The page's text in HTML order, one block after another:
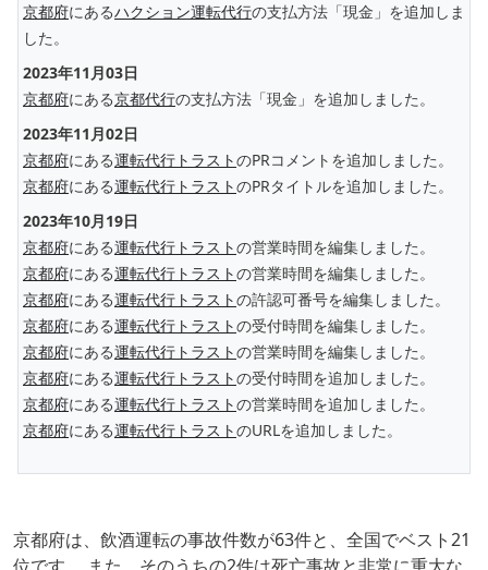
京都府にあるハクション運転代行の支払方法「現金」を追加しま
した。
2023年11月03日
京都府にある京都代行の支払方法「現金」を追加しました。
2023年11月02日
京都府にある運転代行トラストのPRコメントを追加しました。
京都府にある運転代行トラストのPRタイトルを追加しました。
2023年10月19日
京都府にある運転代行トラストの営業時間を編集しました。
京都府にある運転代行トラストの営業時間を編集しました。
京都府にある運転代行トラストの許認可番号を編集しました。
京都府にある運転代行トラストの受付時間を編集しました。
京都府にある運転代行トラストの営業時間を編集しました。
京都府にある運転代行トラストの受付時間を追加しました。
京都府にある運転代行トラストの営業時間を追加しました。
京都府にある運転代行トラストのURLを追加しました。
京都府は、飲酒運転の事故件数が63件と、全国でベスト21